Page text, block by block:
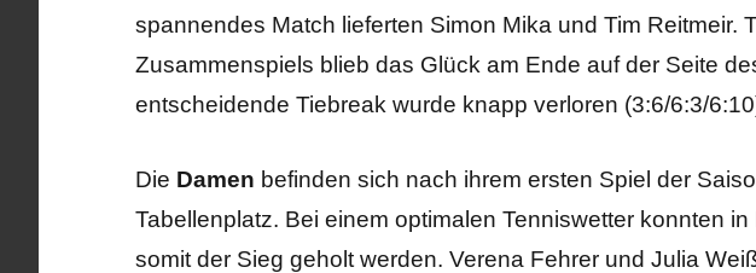
spannendes Match lieferten Simon Mika und Tim Reitmeir.
Zusammenspiels blieb das Glück am Ende auf der Seite
entscheidende Tiebreak wurde knapp verloren (3:6/6:3/
Die Damen befinden sich nach ihrem ersten Spiel der
Tabellenplatz. Bei einem optimalen Tenniswetter konnten
somit der Sieg geholt werden. Verena Fehrer und Julia